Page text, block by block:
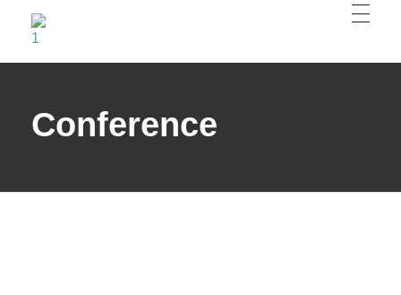
Chambre d'hôtes les 2 droles doiseaux
Conference